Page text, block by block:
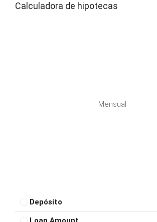
Calculadora de hipotecas
Mensual
Depósito